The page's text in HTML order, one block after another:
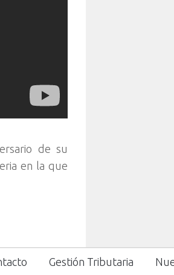
de su
en la que
Gestión Tributaria